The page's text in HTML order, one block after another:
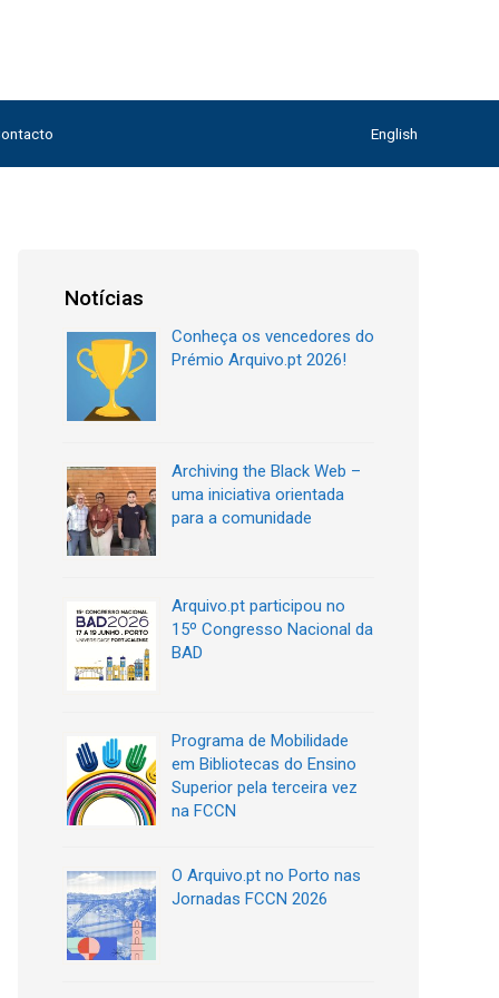
English
Notícias
Conheça os vencedores do
Prémio Arquivo.pt 2026!
Archiving the Black Web –
uma iniciativa orientada
para a comunidade
Arquivo.pt participou no
15º Congresso Nacional da
BAD
Programa de Mobilidade
em Bibliotecas do Ensino
Superior pela terceira vez
na FCCN
O Arquivo.pt no Porto nas
Jornadas FCCN 2026